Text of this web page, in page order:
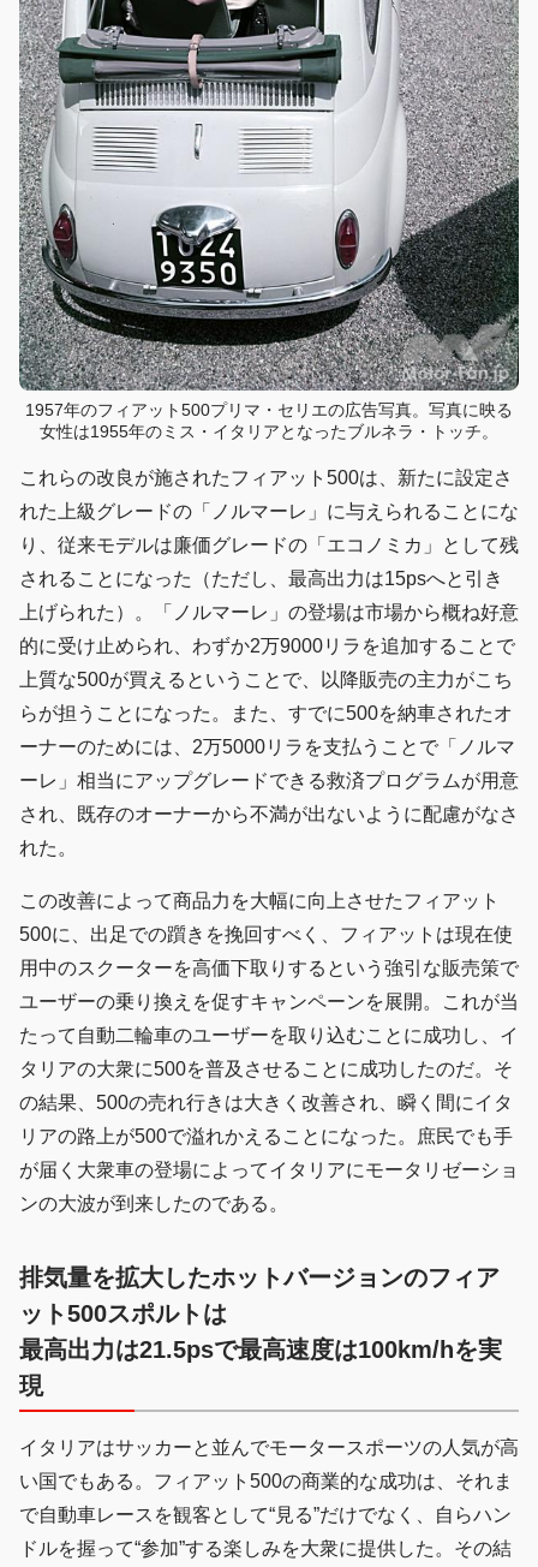
1957年のフィアット500プリマ・セリエの広告写真。写真に映る
女性は1955年のミス・イタリアとなったブルネラ・トッチ。
これらの改良が施されたフィアット500は、新たに設定さ
れた上級グレードの「ノルマーレ」に与えられることにな
り、従来モデルは廉価グレードの「エコノミカ」として残
されることになった（ただし、最高出力は15psへと引き
上げられた）。「ノルマーレ」の登場は市場から概ね好意
的に受け止められ、わずか2万9000リラを追加することで
上質な500が買えるということで、以降販売の主力がこち
らが担うことになった。また、すでに500を納車されたオ
ーナーのためには、2万5000リラを支払うことで「ノルマ
ーレ」相当にアップグレードできる救済プログラムが用意
され、既存のオーナーから不満が出ないように配慮がなさ
れた。
この改善によって商品力を大幅に向上させたフィアット
500に、出足での躓きを挽回すべく、フィアットは現在使
用中のスクーターを高価下取りするという強引な販売策で
ユーザーの乗り換えを促すキャンペーンを展開。これが当
たって自動二輪車のユーザーを取り込むことに成功し、イ
タリアの大衆に500を普及させることに成功したのだ。そ
の結果、500の売れ行きは大きく改善され、瞬く間にイタ
リアの路上が500で溢れかえることになった。庶民でも手
が届く大衆車の登場によってイタリアにモータリゼーショ
ンの大波が到来したのである。
排気量を拡大したホットバージョンのフィア
ット500スポルトは
最高出力は21.5psで最高速度は100km/hを実
現
イタリアはサッカーと並んでモータースポーツの人気が高
い国でもある。フィアット500の商業的な成功は、それま
で自動車レースを観客として“見る”だけでなく、自らハン
ドルを握って“参加”する楽しみを大衆に提供した。その結